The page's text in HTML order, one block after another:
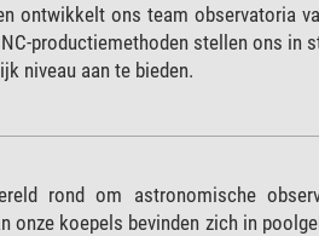
ontwikkelt ons team observatoria
productiemethoden stellen ons in
niveau aan te bieden.
rond om astronomische
onze koepels bevinden zich in